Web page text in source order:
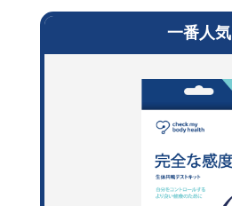
一番人気